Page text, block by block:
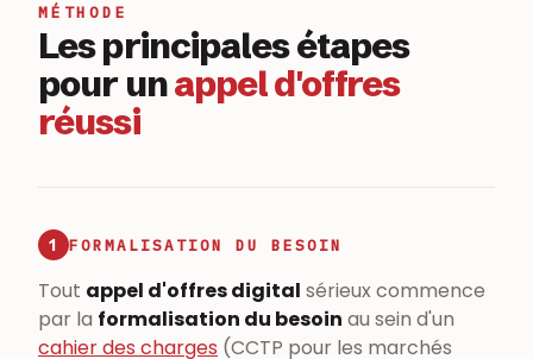
MÉTHODE
Les principales étapes
pour unappel d'offres
réussi
1 FORMALISATION DU BESOIN
Tout appel d'offres digital sérieux commence
par la formalisation du besoin au sein d'un
cahier des charges (CCTP pour les marchés